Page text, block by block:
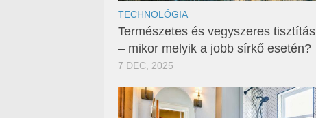
TECHNOLÓGIA
Természetes és vegyszeres tisztítás
– mikor melyik a jobb sírkő esetén?
7 DEC, 2025